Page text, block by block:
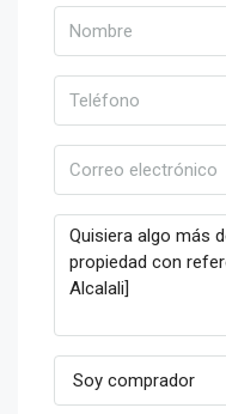
Soy comprador